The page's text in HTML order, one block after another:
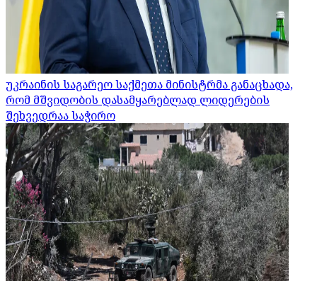
უკრაინის საგარეო საქმეთა მინისტრმა განაცხადა,
რომ მშვიდობის დასამყარებლად ლიდერების
შეხვედრაა საჭირო